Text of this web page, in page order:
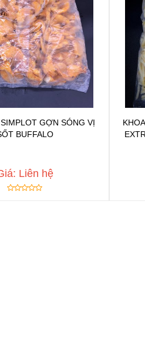
để được tư vấn
GỢN SÓNG VỊ
BUFFALO
Liên hệ